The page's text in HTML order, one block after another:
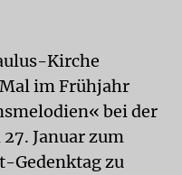
Kirche
im Frühjahr
bei der
Januar zum
Gedenktag zu